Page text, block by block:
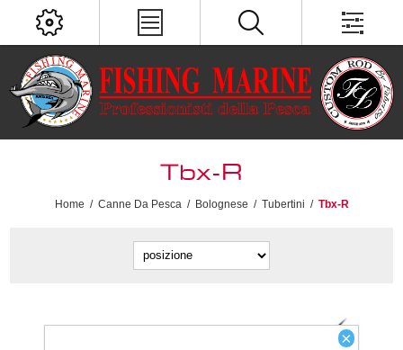
Tbx-R
Home / Canne Da Pesca / Bolognese / Tubertini / Tbx-R
×